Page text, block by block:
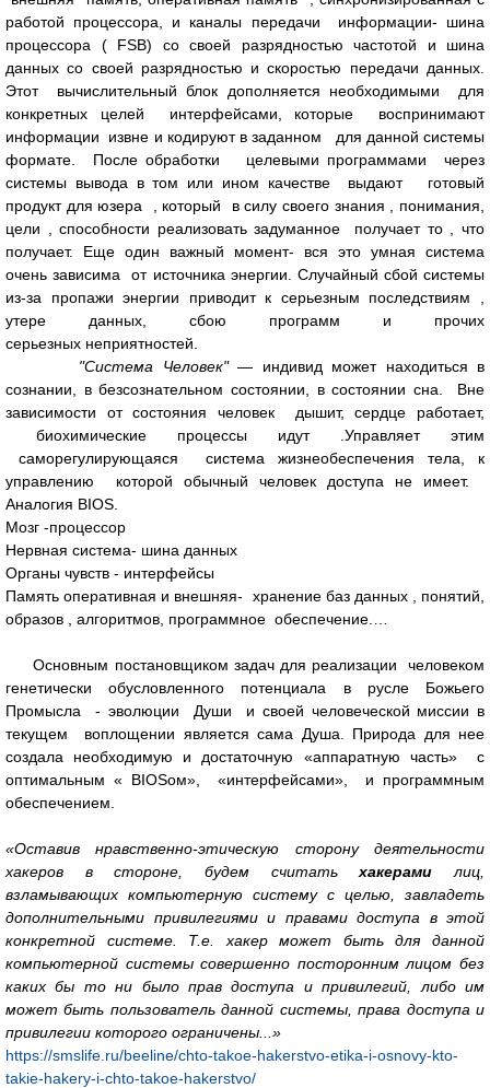
работой процессора, и каналы передачи информации- шина
процессора ( FSB) со своей разрядностью частотой и шина
данных со своей разрядностью и скоростью передачи данных.
Этот вычислительный блок дополняется необходимыми для
конкретных целей интерфейсами, которые воспринимают
информации извне и кодируют в заданном для данной системы
формате. После обработки целевыми программами через
системы вывода в том или ином качестве выдают готовый
продукт для юзера , который в силу своего знания , понимания,
цели , способности реализовать задуманное получает то , что
получает. Еще один важный момент- вся это умная система
очень зависима от источника энергии. Случайный сбой системы
из-за пропажи энергии приводит к серьезным последствиям ,
утере данных, сбою программ и прочих
серьезных неприятностей.
"Система Человек"— индивид может находиться в
сознании, в безсознательном состоянии, в состоянии сна. Вне
зависимости от состояния человек дышит, сердце работает,
биохимические процессы идут .Управляет этим
саморегулирующаяся система жизнеобеспечения тела, к
управлению которой обычный человек доступа не имеет.
Аналогия BIOS.
Мозг -процессор
Нервная система- шина данных
Органы чувств - интерфейсы
Память оперативная и внешняя- хранение баз данных , понятий,
образов , алгоритмов, программное обеспечение.…
Основным постановщиком задач для реализации человеком
генетически обусловленного потенциала в русле Божьего
Промысла - эволюции Души и своей человеческой миссии в
текущем воплощении является сама Душа. Природа для нее
создала необходимую и достаточную «аппаратную часть» с
оптимальным « BIOSом», «интерфейсами», и программным
обеспечением.
«Оставив нравственно-этическую сторону деятельности
хакеров в стороне, будем считатьхакерами лиц,
взламывающих компьютерную систему с целью, завладеть
дополнительными привилегиями и правами доступа в этой
конкретной системе. Т.е. хакер может быть для данной
компьютерной системы совершенно посторонним лицом без
каких бы то ни было прав доступа и привилегий, либо им
может быть пользователь данной системы, права доступа и
привилегии которого ограничены...»
https://smslife.ru/beeline/chto-takoe-hakerstvo-etika-i-osnovy-kto-
takie-hakery-i-chto-takoe-hakerstvo/